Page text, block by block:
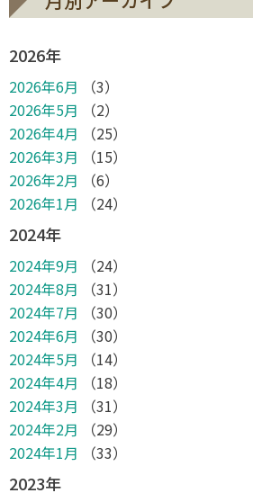
2026年
2026年6月
（3）
2026年5月
（2）
2026年4月
（25）
2026年3月
（15）
2026年2月
（6）
2026年1月
（24）
2024年
2024年9月
（24）
2024年8月
（31）
2024年7月
（30）
2024年6月
（30）
2024年5月
（14）
2024年4月
（18）
2024年3月
（31）
2024年2月
（29）
2024年1月
（33）
2023年